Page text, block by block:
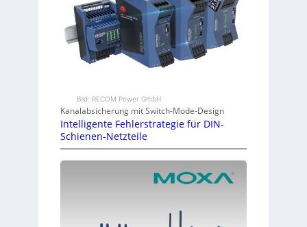
Bild: RECOM Power GmbH
Kanalabsicherung mit Switch-Mode-Design
Intelligente Fehlerstrategie für DIN-
Schienen-Netzteile